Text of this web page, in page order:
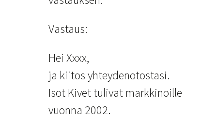
Vastaus:
Hei Xxxx,
ja kiitos yhteydenotostasi.
Isot Kivet tulivat markkinoille
vuonna 2002.